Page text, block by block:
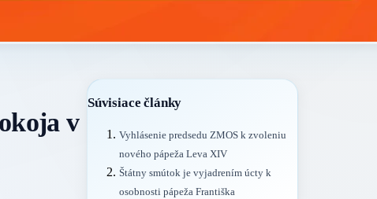
v
Súvisiace články
Vyhlásenie predsedu ZMOS k zvoleniu
nového pápeža Leva XIV
Štátny smútok je vyjadrením úcty k
osobnosti pápeža Františka